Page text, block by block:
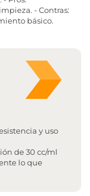
- Contras:
básico.
y uso
de 30 cc/ml
lo que